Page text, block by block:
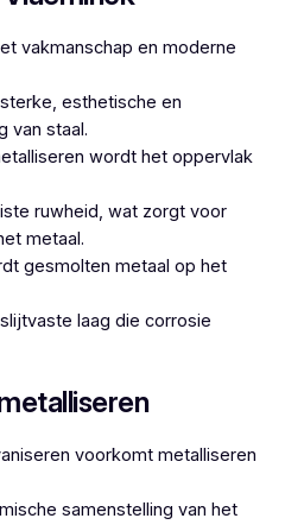
vakmanschap en moderne
esthetische en
van staal.
wordt het oppervlak
ruwheid, wat zorgt voor
metaal.
gesmolten metaal op het
laag die corrosie
voorkomt metalliseren
samenstelling van het